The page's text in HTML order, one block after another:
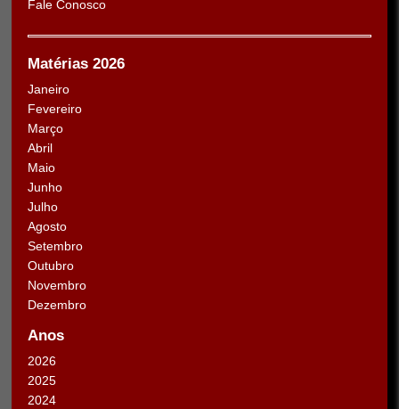
Fale Conosco
Matérias 2026
Janeiro
Fevereiro
Março
Abril
Maio
Junho
Julho
Agosto
Setembro
Outubro
Novembro
Dezembro
Anos
2026
2025
2024